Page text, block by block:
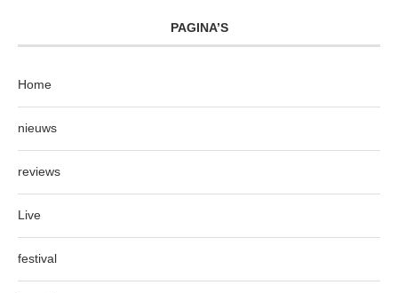
PAGINA’S
Home
nieuws
reviews
Live
festival